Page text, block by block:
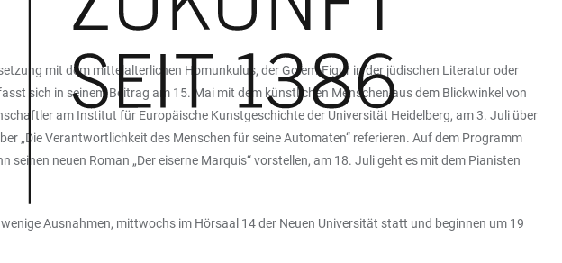
mit dem mittelalterlichen Homunkulus, der Golem-Figur in der jüdischen Literatur oder
sich in seinem Beitrag am 15. Mai mit dem künstlichen Menschen aus dem Blickwinkel von
am Institut für Europäische Kunstgeschichte der Universität Heidelberg, am 3. Juli über
„Die Verantwortlichkeit des Menschen für seine Automaten“ referieren. Auf dem Programm
neuen Roman „Der eiserne Marquis“ vorstellen, am 18. Juli geht es mit dem Pianisten
Ausnahmen, mittwochs im Hörsaal 14 der Neuen Universität statt und beginnen um 19